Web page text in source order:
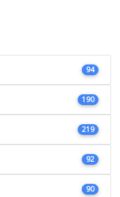
94
190
219
92
90